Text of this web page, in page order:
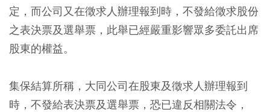
定，而公司又在徵求人辦理報到時，不發給徵求股份
之表決票及選舉票，此舉已經嚴重影響眾多委託出席
股東的權益。
集保結算所稱，大同公司在股東及徵求人辦理報到
時，不發給表決票及選舉票，恐已違反相關法令，